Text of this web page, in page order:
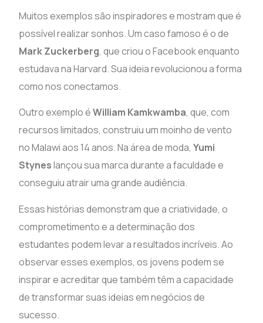
Muitos exemplos são inspiradores e mostram que é
possível realizar sonhos. Um caso famoso é o de
Mark Zuckerberg, que criou o Facebook enquanto
estudava na Harvard. Sua ideia revolucionou a forma
como nos conectamos.
Outro exemplo éWilliam Kamkwamba, que, com
recursos limitados, construiu um moinho de vento
no Malawi aos 14 anos. Na área de moda,Yumi
Styneslançou sua marca durante a faculdade e
conseguiu atrair uma grande audiência.
Essas histórias demonstram que a criatividade, o
comprometimento e a determinação dos
estudantes podem levar a resultados incríveis. Ao
observar esses exemplos, os jovens podem se
inspirar e acreditar que também têm a capacidade
de transformar suas ideias em negócios de
sucesso.